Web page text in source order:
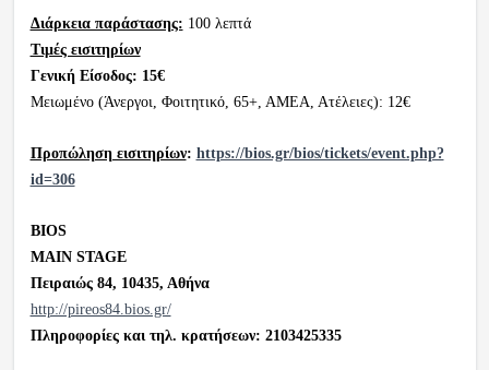
Διάρκεια παράστασης: 100 λεπτά
Τιμές εισιτηρίων
Γενική Είσοδος: 15€
Μειωμένο (Άνεργοι, Φοιτητικό, 65+, ΑΜΕΑ, Ατέλειες): 12€
Προπώληση εισιτηρίων: https://bios.gr/bios/tickets/event.php?
id=306
BIOS
ΜΑΙΝ STAGE
Πειραιώς 84, 10435, Αθήνα
http://pireos84.bios.gr/
Πληροφορίες και τηλ. κρατήσεων: 2103425335